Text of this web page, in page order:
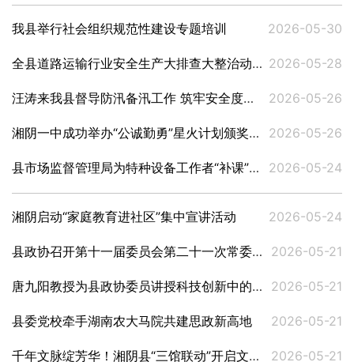
我县举行社会组织规范性建设专题培训 2026-05-30
全县道路运输行业安全生产大排查大整治动员暨教育培训会召开 2026-05-28
汪涛来我县督导防汛备汛工作 筑牢安全度汛坚固防线 2026-05-26
湘阴一中成功举办“公诚勤勇”星火计划颁奖典礼 2026-05-26
县市场监督管理局为特种设备工作者“补课”“加餐” 2026-05-24
湘阴启动“家庭教育进社区”集中宣讲活动 2026-05-24
县政协召开第十一届委员会第二十一次常委（扩大）会议 2026-05-21
唐九阳教授为县政协委员讲授科技创新中的人工智能 2026-05-21
县委党校牵手湖南农大马院共建思政新高地 2026-05-21
千年文脉绽芳华！湘阴县“三馆联动”开启文旅宣传周 2026-05-21